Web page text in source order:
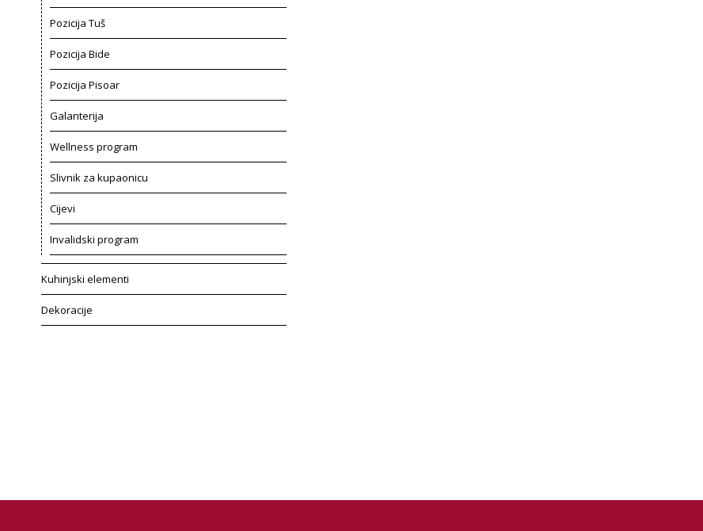
Pozicija Tuš
Pozicija Bide
Pozicija Pisoar
Galanterija
Wellness program
Slivnik za kupaonicu
Cijevi
Invalidski program
Kuhinjski elementi
Dekoracije